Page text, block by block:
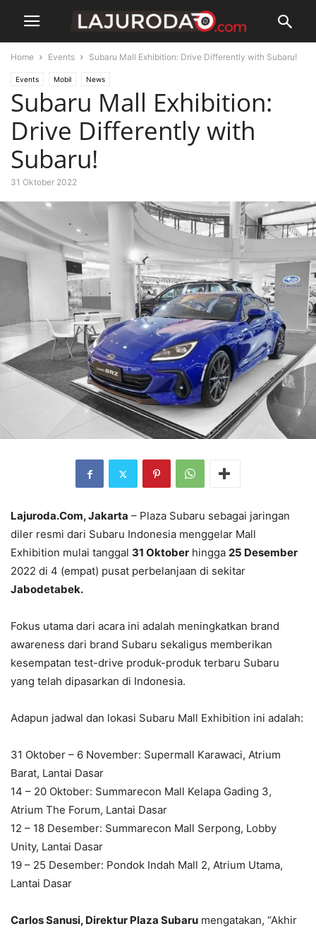
Home Events Subaru Mall Exhibition: Drive Differently with Subaru!
Events Mobil News
Subaru Mall Exhibition:
Drive Differently with
Subaru!
31 Oktober 2022
Lajuroda.Com, Jakarta – Plaza Subaru sebagai jaringan
diler resmi dari Subaru Indonesia menggelar Mall
Exhibition mulai tanggal 31 Oktober hingga 25 Desember
2022 di 4 (empat) pusat perbelanjaan di sekitar
Jabodetabek.
Fokus utama dari acara ini adalah meningkatkan brand
awareness dari brand Subaru sekaligus memberikan
kesempatan test-drive produk-produk terbaru Subaru
yang telah dipasarkan di Indonesia.
Adapun jadwal dan lokasi Subaru Mall Exhibition ini adalah:
31 Oktober – 6 November: Supermall Karawaci, Atrium
Barat, Lantai Dasar
14 – 20 Oktober: Summarecon Mall Kelapa Gading 3,
Atrium The Forum, Lantai Dasar
12 – 18 Desember: Summarecon Mall Serpong, Lobby
Unity, Lantai Dasar
19 – 25 Desember: Pondok Indah Mall 2, Atrium Utama,
Lantai Dasar
Carlos Sanusi, Direktur Plaza Subaru mengatakan, “Akhir